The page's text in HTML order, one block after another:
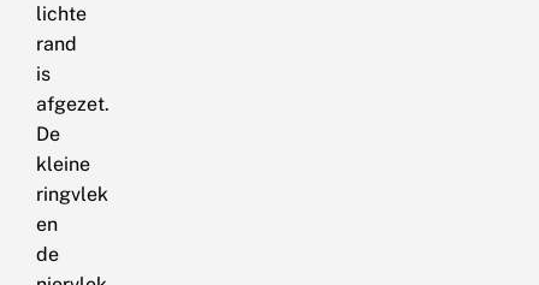
lichte
rand
is
afgezet.
De
kleine
ringvlek
en
de